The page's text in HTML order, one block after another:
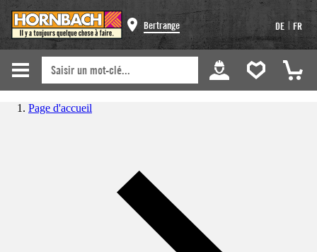
Bertrange DE | FR
Page d'accueil